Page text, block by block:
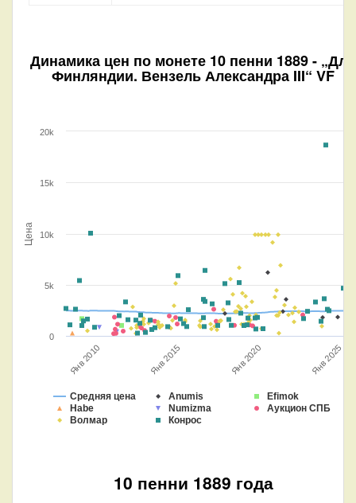
Динамика цен по монете 10 пенни 1889 - „Для
Финляндии. Вензель Александра III“ VF
Цена
Средняя цена Anumis
Efimok
Habe
Numizma
Аукцион СПБ
Волмар
Конрос
Янв 2010 Янв 2015 Янв 2020 Янв 2025
0
5k
10k
15k
20k
10 пенни 1889 года